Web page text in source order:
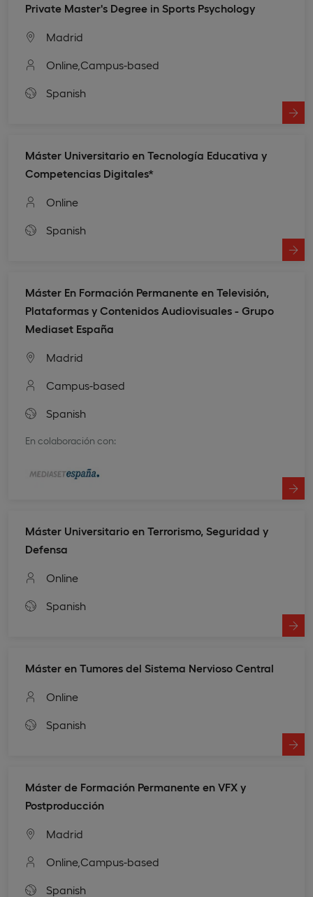
Private Master's Degree in Sports Psychology
Madrid
Online, Campus-based
Spanish
Máster Universitario en Tecnología Educativa y
Competencias Digitales*
Online
Spanish
Máster En Formación Permanente en Televisión,
Plataformas y Contenidos Audiovisuales - Grupo
Mediaset España
Madrid
Campus-based
Spanish
En colaboración con:
Máster Universitario en Terrorismo, Seguridad y
Defensa
Online
Spanish
Máster en Tumores del Sistema Nervioso Central
Online
Spanish
Máster de Formación Permanente en VFX y
Postproducción
Madrid
Online, Campus-based
Spanish